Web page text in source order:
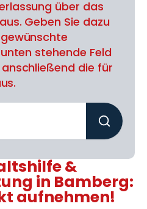
über das
Geben Sie dazu
stehende Feld
die für
&
in Bamberg:
aufnehmen!